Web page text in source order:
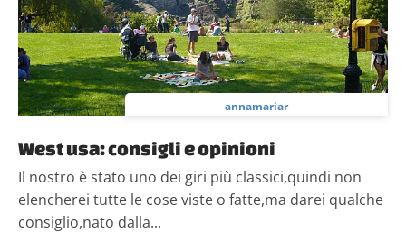
informazioni sul modo in cui utilizzi il nostro sito con i
nostri partner che si occupano di analisi dei dati web,
pubblicità e social media, i quali potrebbero combinarle
con altre informazioni che hai fornito loro o che hanno
raccolto dal tuo utilizzo dei loro servizi.
annamariar
West usa: consigli e opinioni
Il nostro è stato uno dei giri più classici,quindi non
elencherei tutte le cose viste o fatte,ma darei qualche
consiglio,nato dalla...